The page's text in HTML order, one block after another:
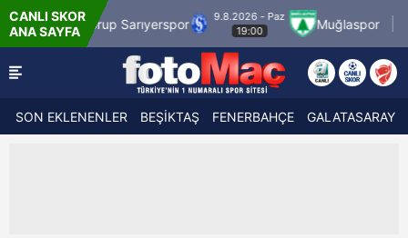
CANLI SKOR
ANA SAYFA
9.8.2026 - Paz
19:00
Muğlaspor Vanspor
9.8.2026 - Paz
21:30
SON EKLENENLER BEŞİKTAŞ FENERBAHÇE GALATASARAY